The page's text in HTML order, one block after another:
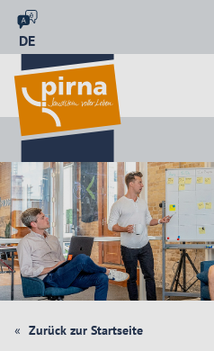
DE
Zurück zur Startseite